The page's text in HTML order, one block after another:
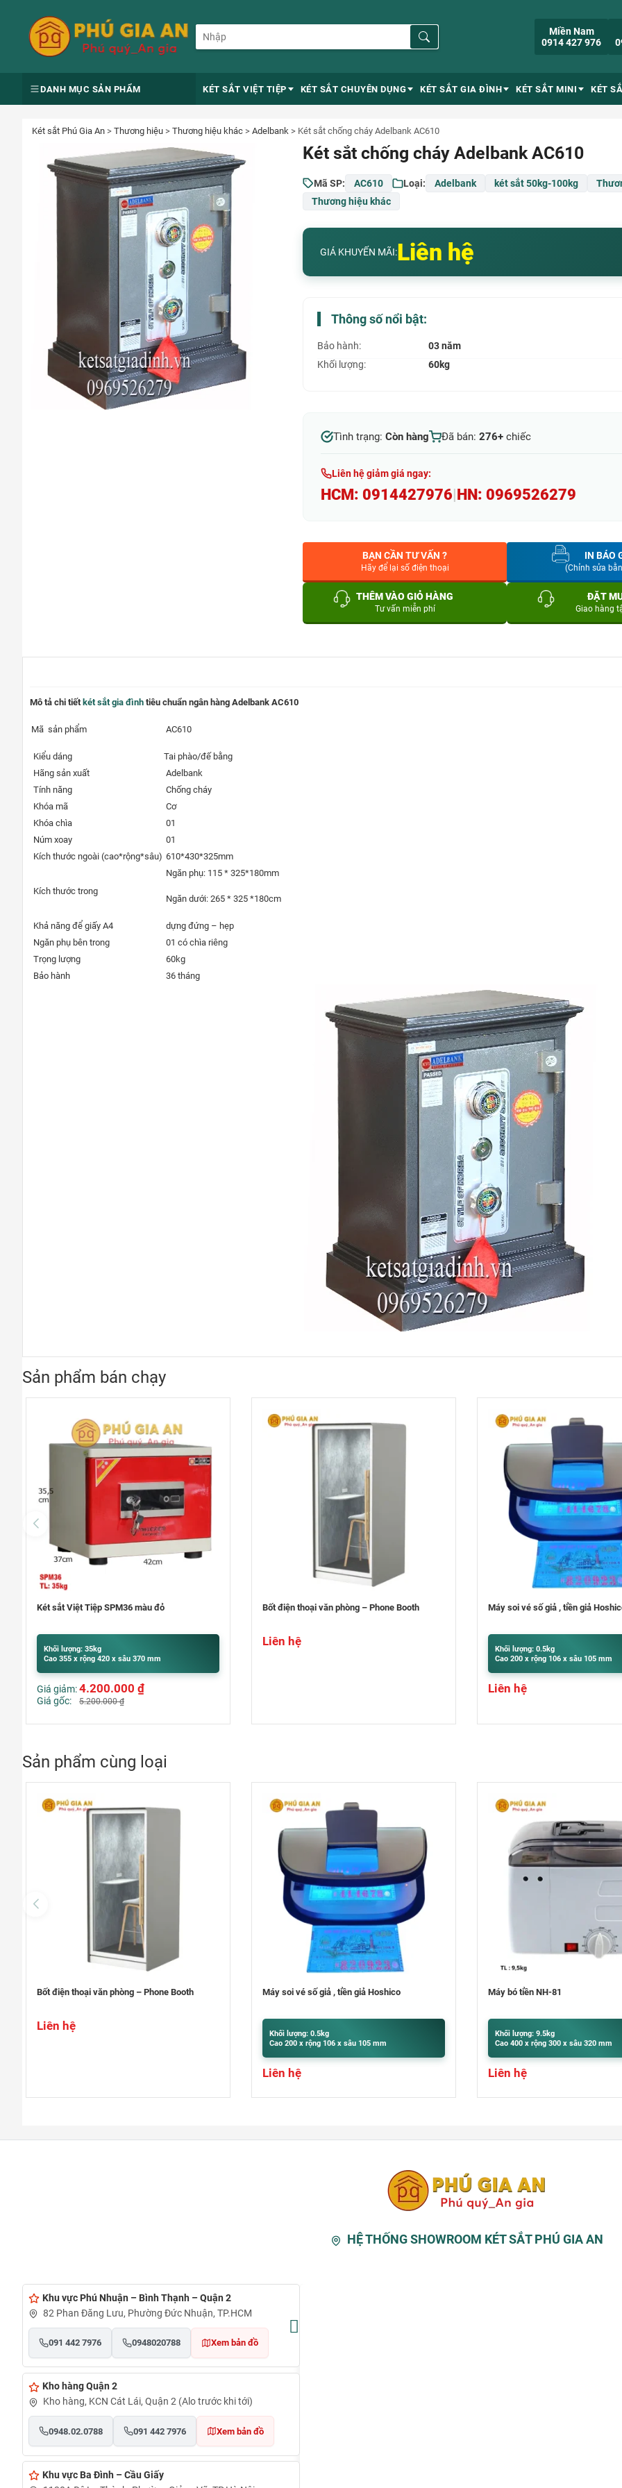
Miền Nam
0914 427 976
DANH MỤC SẢN PHẨM KÉT SẮT VIỆT TIỆP KÉT SẮT CHUYÊN DỤNG KÉT SẮT GIA ĐÌNH KÉT SẮT MINI KÉT
Két sắt Phú Gia An > Thương hiệu > Thương hiệu khác > Adelbank > Két sắt chống cháy Adelbank AC610
Két sắt chống cháy Adelbank AC610
Mã SP: AC610 Loại: Adelbank két sắt 50kg-100kg
Thương hiệu khác
GIÁ KHUYẾN MÃI:Liên hệ
Thông số nổi bật:
Bảo hành:
03 năm
Khối lượng:
60kg
Tình trạng: Còn hàng Đã bán: 276+ chiếc
Liên hệ giảm giá ngay:
HCM: 0914427976|HN: 0969526279
BẠN CẦN TƯ VẤN ?
Hãy để lại số điện thoại
IN BÁO
(Chỉnh sửa
THÊM VÀO GIỎ HÀNG
Tư vấn miễn phí
ĐẶT
Giao hàng
Mô tả chi tiết két sắt gia đình tiêu chuẩn ngân hàng Adelbank AC610
Mã sản phẩm AC610
Kiểu dáng
Tai phào/đế bằng
Hãng sản xuất
Adelbank
Tính năng
Chống cháy
Khóa mã
Cơ
Khóa chìa
01
Núm xoay
01
Kích thước ngoài (cao*rộng*sâu) 610*430*325mm
Kích thước trong
Ngăn phụ: 115 * 325*180mm
Ngăn dưới: 265 * 325 *180cm
Khả năng để giấy A4
dựng đứng – hẹp
Ngăn phụ bên trong
01 có chìa riêng
Trọng lượng
60kg
Bảo hành
36 tháng
Sản phẩm bán chạy
Bốt điện thoại văn phòng – Phone Booth
Liên hệ
Máy soi vé số giả , tiền giả Hoshico
Khối lượng: 0.5kg
Máy bó tiền NH-81
Khối lượng: 9.5kg
Cao 400 x rộng 300 x sâu 320 mm
Liên hệ
Sản phẩm cùng loại
Máy soi vé số giả , tiền giả Hoshico
Khối lượng: 0.5kg
Máy bó tiền NH-81
Khối lượng: 9.5kg
Cao 400 x rộng 300 x sâu 320 mm
Liên hệ
Máy đếm tiền Hoshico Pin Sạc
Khối lượng: 4kg
Cao 295 x rộng 248 x sâu 205 mm
Liên hệ
HỆ THỐNG SHOWROOM KÉT SẮT PHÚ GIA AN
Khu vực Phú Nhuận – Bình Thạnh – Quận 2
82 Phan Đăng Lưu, Phường Đức Nhuận, TP.HCM
091 442 7976 0948020788 Xem bản đồ
Kho hàng Quận 2
Kho hàng, KCN Cát Lái, Quận 2 (Alo trước khi tới)
0948.02.0788 091 442 7976 Xem bản đồ
Khu vực Ba Đình – Cầu Giấy